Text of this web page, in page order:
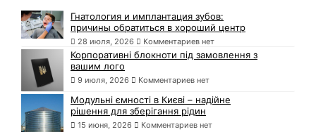
Гнатология и имплантация зубов:
причины обратиться в хороший центр
28 июля, 2026 Комментариев нет
Корпоративні блокноти під замовлення з
вашим лого
9 июля, 2026 Комментариев нет
Модульні ємності в Києві – надійне
рішення для зберігання рідин
15 июня, 2026 Комментариев нет